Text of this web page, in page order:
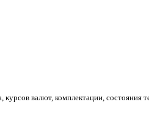
валют, комплектации, состояния